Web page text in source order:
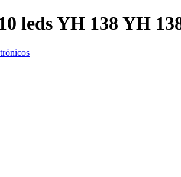
leds YH 138 YH